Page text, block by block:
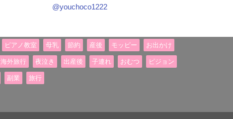
@youchoco1222
ピアノ教室 母乳 節約 産後 モッピー お出かけ
海外旅行 夜泣き 出産後 子連れ おむつ ピジョン
副業 旅行